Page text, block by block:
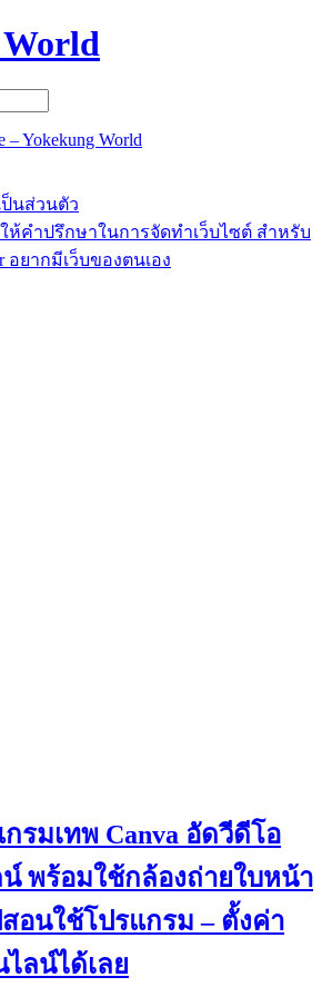
– Yokekung World
นส่วนตัว
ห้คำปรึกษาในการจัดทำเว็บไซต์ สำหรับ
อยากมีเว็บของตนเอง
รมเทพ Canva อัดวีดีโอ
พร้อมใช้กล้องถ่ายใบหน้า
อนใช้โปรแกรม – ตั้งค่า
ลน์ได้เลย